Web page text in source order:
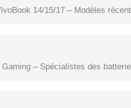
14/15/17 – Modèles
– Spécialistes des